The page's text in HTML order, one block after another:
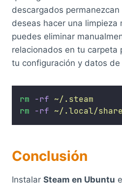
descargados
deseas hacer una limpieza
puedes eliminar
relacionados en tu carpeta
tu configuración y datos de
rm -rf ~/.steam
rm
-rf ~/.local/
Conclusión
Instalar Steam en Ubuntu